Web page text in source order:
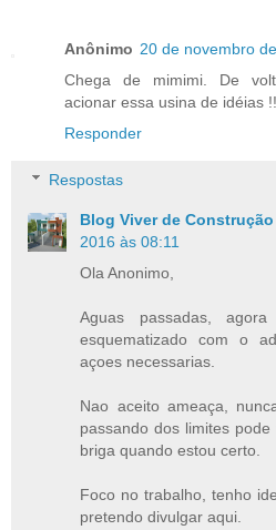
Anônimo 20 de novembro
Chega de mimimi. De
acionar essa usina de idéias
Responder
Respostas
Blog Viver de Construção
2016 às 08:11
Ola Anonimo,
Aguas passadas,
esquematizado com o
açoes necessarias.
Nao aceito ameaça,
passando dos limites
briga quando estou certo.
Foco no trabalho, tenho
pretendo divulgar aqui.